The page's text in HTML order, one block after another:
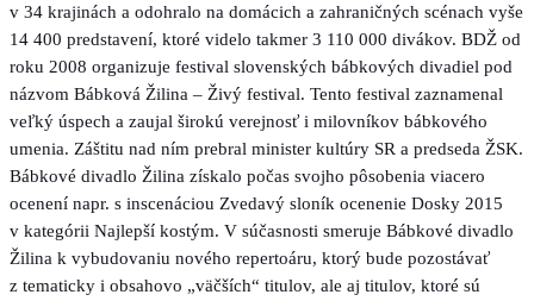
v 34 krajinách a odohralo na domácich a zahraničných scénach vyše
14 400 predstavení, ktoré videlo takmer 3 110 000 divákov. BDŽ od
roku 2008 organizuje festival slovenských bábkových divadiel pod
názvom Bábková Žilina – Živý festival. Tento festival zaznamenal
veľký úspech a zaujal širokú verejnosť i milovníkov bábkového
umenia. Záštitu nad ním prebral minister kultúry SR a predseda ŽSK.
Bábkové divadlo Žilina získalo počas svojho pôsobenia viacero
ocenení napr. s inscenáciou Zvedavý sloník ocenenie Dosky 2015
v kategórii Najlepší kostým. V súčasnosti smeruje Bábkové divadlo
Žilina k vybudovaniu nového repertoáru, ktorý bude pozostávať
z tematicky i obsahovo „väčších“ titulov, ale aj titulov, ktoré sú